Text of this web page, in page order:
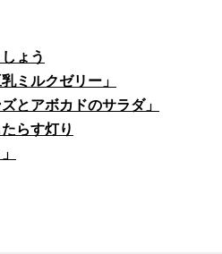
ょう
ミルクゼリー」
とアボカドのサラダ」
らす灯り